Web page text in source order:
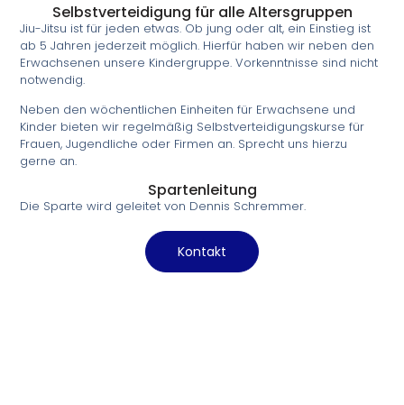
Selbstverteidigung für alle Altersgruppen
Jiu-Jitsu ist für jeden etwas. Ob jung oder alt, ein Einstieg ist
ab 5 Jahren jederzeit möglich. Hierfür haben wir neben den
Erwachsenen unsere Kindergruppe. Vorkenntnisse sind nicht
notwendig.
Neben den wöchentlichen Einheiten für Erwachsene und
Kinder bieten wir regelmäßig Selbstverteidigungskurse für
Frauen, Jugendliche oder Firmen an. Sprecht uns hierzu
gerne an.
Spartenleitung
Die Sparte wird geleitet von Dennis Schremmer.
Kontakt